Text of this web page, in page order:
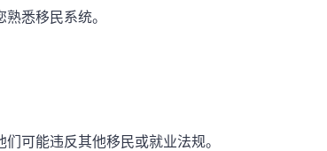
悉移民系统。
可能违反其他移民或就业法规。